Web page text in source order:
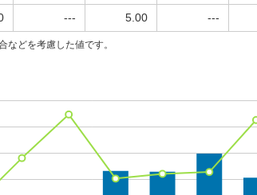
--- 5.00 ---
などを考慮した値です。